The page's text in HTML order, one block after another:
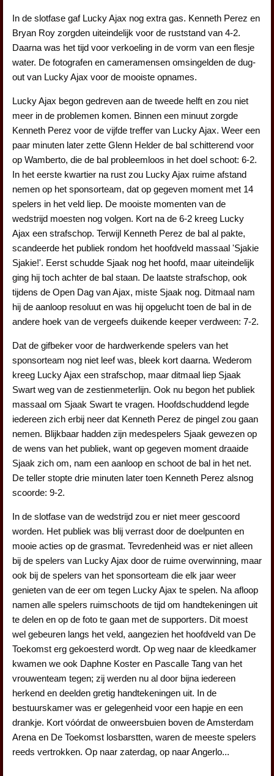
In de slotfase gaf Lucky Ajax nog extra gas. Kenneth Perez en
Bryan Roy zorgden uiteindelijk voor de ruststand van 4-2.
Daarna was het tijd voor verkoeling in de vorm van een flesje
water. De fotografen en cameramensen omsingelden de dug-
out van Lucky Ajax voor de mooiste opnames.
Lucky Ajax begon gedreven aan de tweede helft en zou niet
meer in de problemen komen. Binnen een minuut zorgde
Kenneth Perez voor de vijfde treffer van Lucky Ajax. Weer een
paar minuten later zette Glenn Helder de bal schitterend voor
op Wamberto, die de bal probleemloos in het doel schoot: 6-2.
In het eerste kwartier na rust zou Lucky Ajax ruime afstand
nemen op het sponsorteam, dat op gegeven moment met 14
spelers in het veld liep. De mooiste momenten van de
wedstrijd moesten nog volgen. Kort na de 6-2 kreeg Lucky
Ajax een strafschop. Terwijl Kenneth Perez de bal al pakte,
scandeerde het publiek rondom het hoofdveld massaal 'Sjakie
Sjakie!'. Eerst schudde Sjaak nog het hoofd, maar uiteindelijk
ging hij toch achter de bal staan. De laatste strafschop, ook
tijdens de Open Dag van Ajax, miste Sjaak nog. Ditmaal nam
hij de aanloop resoluut en was hij opgelucht toen de bal in de
andere hoek van de vergeefs duikende keeper verdween: 7-2.
Dat de gifbeker voor de hardwerkende spelers van het
sponsorteam nog niet leef was, bleek kort daarna. Wederom
kreeg Lucky Ajax een strafschop, maar ditmaal liep Sjaak
Swart weg van de zestienmeterlijn. Ook nu begon het publiek
massaal om Sjaak Swart te vragen. Hoofdschuddend legde
iedereen zich erbij neer dat Kenneth Perez de pingel zou gaan
nemen. Blijkbaar hadden zijn medespelers Sjaak gewezen op
de wens van het publiek, want op gegeven moment draaide
Sjaak zich om, nam een aanloop en schoot de bal in het net.
De teller stopte drie minuten later toen Kenneth Perez alsnog
scoorde: 9-2.
In de slotfase van de wedstrijd zou er niet meer gescoord
worden. Het publiek was blij verrast door de doelpunten en
mooie acties op de grasmat. Tevredenheid was er niet alleen
bij de spelers van Lucky Ajax door de ruime overwinning, maar
ook bij de spelers van het sponsorteam die elk jaar weer
genieten van de eer om tegen Lucky Ajax te spelen. Na afloop
namen alle spelers ruimschoots de tijd om handtekeningen uit
te delen en op de foto te gaan met de supporters. Dit moest
wel gebeuren langs het veld, aangezien het hoofdveld van De
Toekomst erg gekoesterd wordt. Op weg naar de kleedkamer
kwamen we ook Daphne Koster en Pascalle Tang van het
vrouwenteam tegen; zij werden nu al door bijna iedereen
herkend en deelden gretig handtekeningen uit. In de
bestuurskamer was er gelegenheid voor een hapje en een
drankje. Kort vóórdat de onweersbuien boven de Amsterdam
Arena en De Toekomst losbarstten, waren de meeste spelers
reeds vertrokken. Op naar zaterdag, op naar Angerlo...